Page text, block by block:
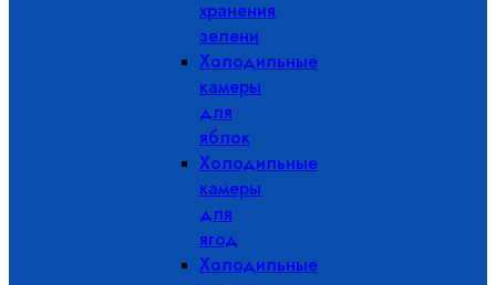
хранения
зелени
Холодильные
камеры
для
яблок
Холодильные
камеры
для
ягод
Холодильные